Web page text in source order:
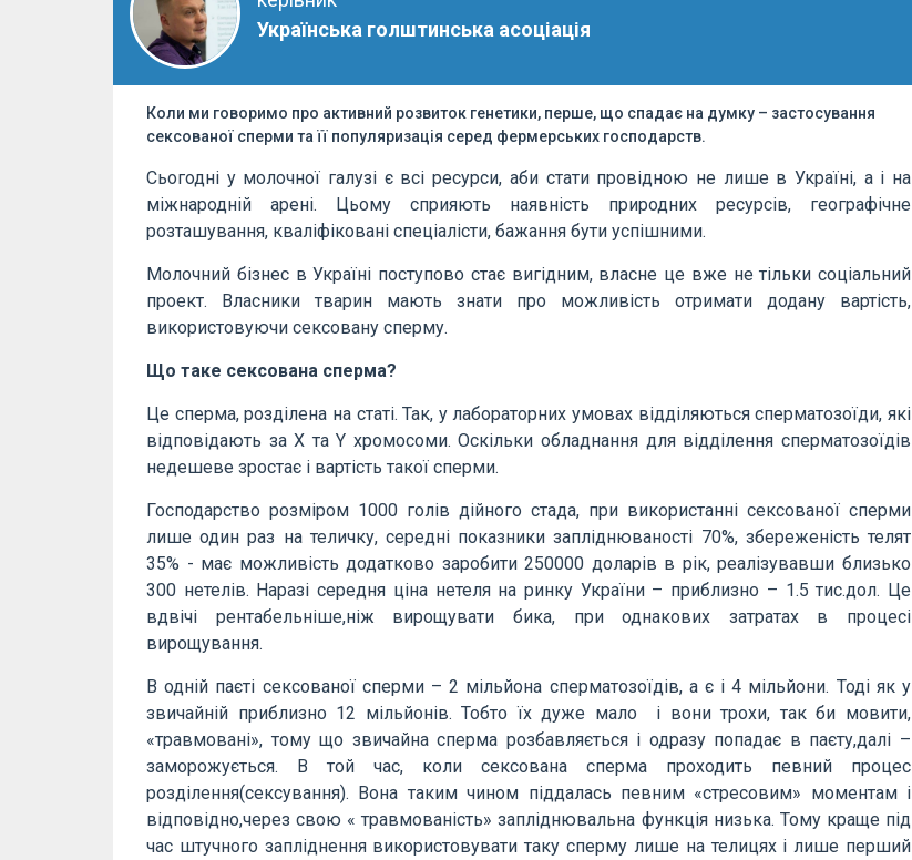
Українська голштинська асоціація
Коли ми говоримо про активний розвиток генетики, перше, що спадає на думку – застосування
сексованої сперми та її популяризація серед фермерських господарств.
Сьогодні у молочної галузі є всі ресурси, аби стати провідною не лише в Україні, а і на
міжнародній арені. Цьому сприяють наявність природних ресурсів, географічне
розташування, кваліфіковані спеціалісти, бажання бути успішними.
Молочний бізнес в Україні поступово стає вигідним, власне це вже не тільки соціальний
проект. Власники тварин мають знати про можливість отримати додану вартість,
використовуючи сексовану сперму.
Що таке сексована сперма?
Це сперма, розділена на статі. Так, у лабораторних умовах відділяються сперматозоїди, які
відповідають заX та Yхромосоми. Оскільки обладнання для відділення сперматозоїдів
недешеве зростає і вартість такої сперми.
Господарство розміром 1000 голів дійного стада, при використанні сексованої сперми
лише один раз на теличку, середні показники запліднюваності 70%, збереженість телят
35% - має можливість додатково заробити 250000 доларів в рік, реалізувавши близько
300 нетелів. Наразі середня ціна нетеля на ринку України – приблизно – 1.5 тис.дол. Це
вдвічі рентабельніше,ніж вирощувати бика, при однакових затратах в процесі
вирощування.
В одній паєті сексованої сперми – 2 мільйона сперматозоїдів, а є і 4 мільйони. Тоді як у
звичайній приблизно 12 мільйонів. Тобто їх дуже мало і вони трохи, так би мовити,
«травмовані», тому що звичайна сперма розбавляється і одразу попадає в паєту,далі –
заморожується. В той час, коли сексована сперма проходить певний процес
розділення(сексування). Вона таким чином піддалась певним «стресовим» моментам і
відповідно,через свою « травмованість» запліднювальна функція низька. Тому краще під
час штучного запліднення використовувати таку сперму лише на телицях і лише перший